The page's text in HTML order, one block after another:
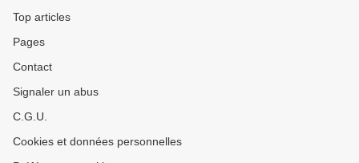
Top articles
Pages
Contact
Signaler un abus
C.G.U.
Cookies et données personnelles